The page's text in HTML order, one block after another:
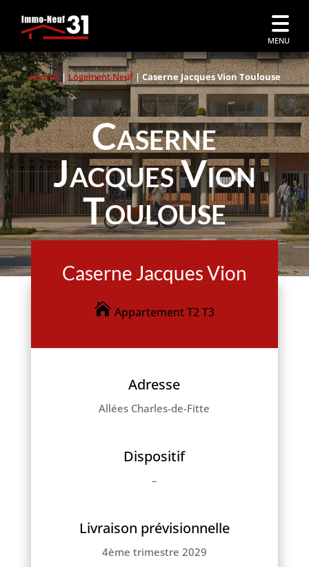
MENU
Caserne
Jacques Vion
Toulouse
Accueil | Logement Neuf|Caserne Jacques Vion Toulouse
Caserne Jacques Vion
Appartement T2 T3
Adresse
Allées Charles-de-Fitte
Dispositif
–
Livraison prévisionnelle
4ème trimestre 2029